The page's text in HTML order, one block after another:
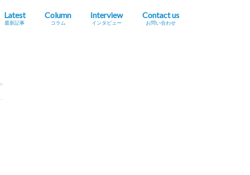
Latest
最新記事
Column
コラム
Interview
インタビュー
Contact us
お問い合わせ